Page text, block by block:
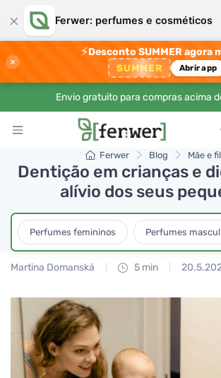
× Ferwer: perfumes e cosméticos
×
⚡Desconto SUMMER agora
SUMMER Abrir app
Envio gratuito para compras acima
Ferwer Blog Mãe e
Dentição em crianças e
alívio dos seus
Perfumes femininos Perfumes
Martina Domanská 5 min